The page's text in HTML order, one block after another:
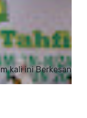
kali ini Berkesan